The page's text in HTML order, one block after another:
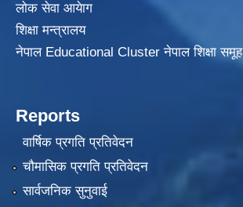
लोक सेवा आयेाग
शिक्षा मन्त्रालय
नेपाल Educational Cluster नेपाल शिक्षा समूह
Reports
वार्षिक प्रगति प्रतिवेदन
चौमासिक प्रगति प्रतिवेदन
सार्वजनिक सुनुवाई